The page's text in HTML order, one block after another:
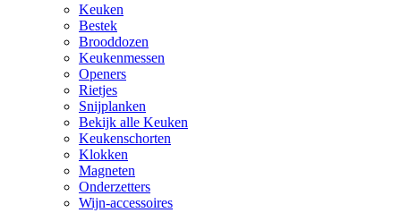
Keuken
Bestek
Brooddozen
Keukenmessen
Openers
Rietjes
Snijplanken
Bekijk alle Keuken
Keukenschorten
Klokken
Magneten
Onderzetters
Wijn-accessoires